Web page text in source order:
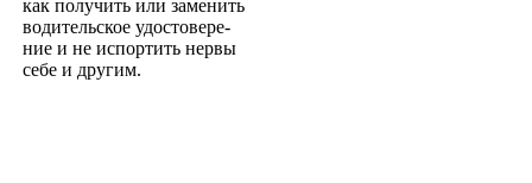
как получить или заменить
водительское удостовере­
ние и не испортить нервы
себе и другим.